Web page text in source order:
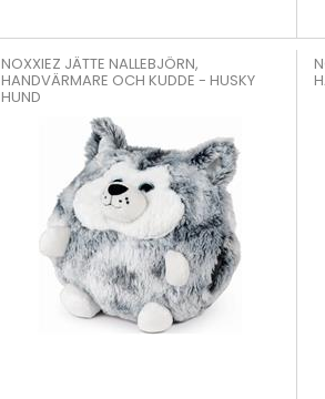
NOXXIEZ JÄTTE NALLEBJÖRN,
HANDVÄRMARE OCH KUDDE - HUSKY
HUND